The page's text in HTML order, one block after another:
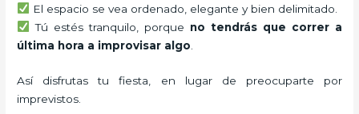
El espacio se vea ordenado, elegante y bien delimitado.
Tú estés tranquilo, porque no tendrás que correr a
última hora a improvisar algo
Así disfrutas tu fiesta, en lugar de preocuparte por
imprevistos.